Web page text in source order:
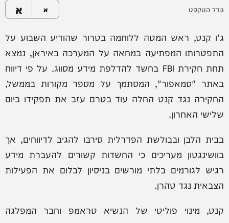
גודל הטקסט א א
ג'ו קנט, ראש המטה ללוחמה בטרור שהודיע השבוע על
התפטרותו המפתיעה במחאה על המערכה באיראן, נמצא
תחת חקירת FBI בחשד להדלפת מידע מסווג. על פי דיווח
באתר "סמאפור", המסתמך על מספר מקורות בממשל,
החקירה נגד קנט החלה עוד בטרם עזב את תפקידו ביום
שלישי האחרון.
בבית הלבן ובבולשת הפדרלית סירבו להגיב לדיווחים, אך
בוושינגטון מעריכים כי החשדות קשורים להעברת מידע
רגיש לגורמים בלתי מורשים בניסיון לבלום את הפעילות
הצבאית נגד טהרן.
קנט, מינוי פוליטי של הנשיא טראמפ וחבר המפלגה